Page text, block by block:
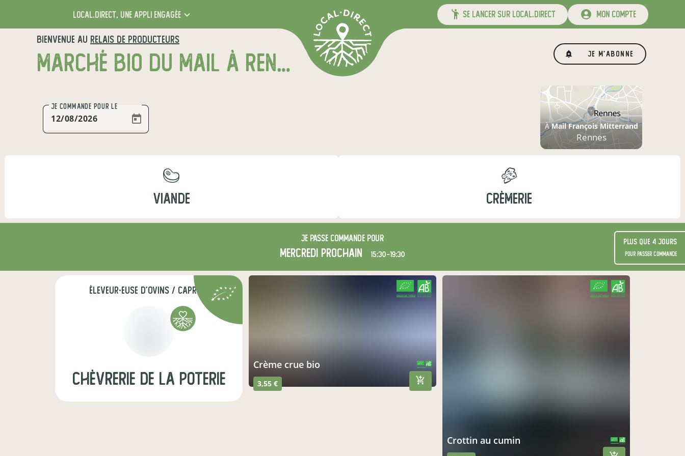
local.direct, une appli engagée se lancer sur local.direct mon compte
BIENVENUE AU RELAIS DE PRODUCTEURS
MARCHÉ BIO DU MAIL À RENNES Je m'abonne
JE COMMANDE POUR LE
ÀMail François Mitterrand
Rennes
VIANDE CRÈMERIE
Je passe commande pour
mercredi prochain 15:30-19:30
Plus que 4 jours
pour passer commande
éleveur·euse d'ovins / caprins
Chèvrerie de la Poterie
Crème crue bio
3,55 €
CERTIFIÉ PAR FR-BIO-10
AGRICULTURE FRANCE
crottin au cumin
CERTIFIÉ PAR FR-BIO-10
AGRICULTURE FRANCE